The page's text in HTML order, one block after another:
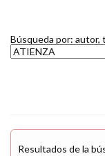
Búsqueda por: autor,
Resultados de la